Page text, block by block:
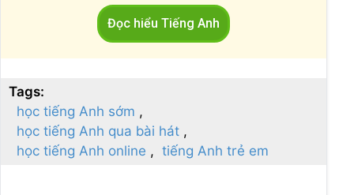
Đọc hiểu Tiếng Anh
Tags:
học tiếng Anh sớm
học tiếng Anh qua bài hát
học tiếng Anh online
tiếng Anh trẻ em